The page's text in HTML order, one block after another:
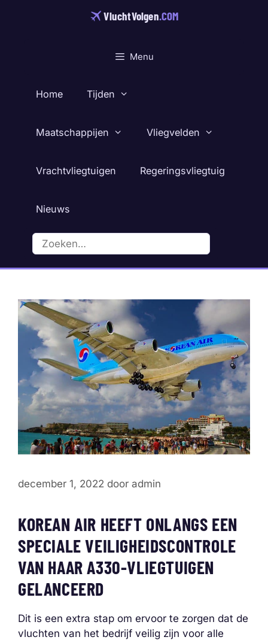
VluchtVolgen.COM
Menu
Home Tijden
Maatschappijen Vliegvelden
Vrachtvliegtuigen Regeringsvliegtuig
Nieuws
december 1, 2022 door admin
KOREAN AIR HEEFT ONLANGS EEN
SPECIALE VEILIGHEIDSCONTROLE
VAN HAAR A330-VLIEGTUIGEN
GELANCEERD
Dit is een extra stap om ervoor te zorgen dat de
vluchten van het bedrijf veilig zijn voor alle